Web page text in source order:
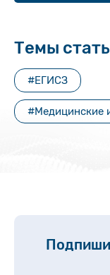
Темы
#ЕГИСЗ
#Медицинские